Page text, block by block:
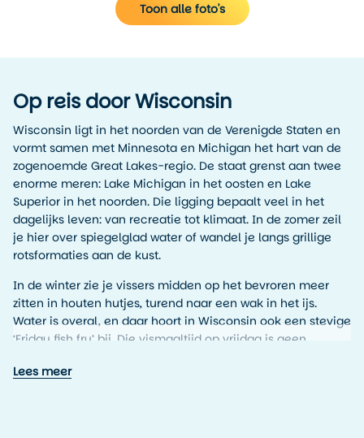
Toon alle foto's
Op reis door Wisconsin
Wisconsin ligt in het noorden van de Verenigde Staten en
vormt samen met Minnesota en Michigan het hart van de
zogenoemde Great Lakes-regio. De staat grenst aan twee
enorme meren: Lake Michigan in het oosten en Lake
Superior in het noorden. Die ligging bepaalt veel in het
dagelijks leven: van recreatie tot klimaat. In de zomer zeil
je hier over spiegelglad water of wandel je langs grillige
rotsformaties aan de kust.
In de winter zie je vissers midden op het bevroren meer
zitten in houten hutjes, turend naar een wak in het ijs.
Water is overal, en daar hoort in Wisconsin ook een stevige
‘Friday fish fry’ bij. Die vismaaltijd op vrijdag is geen
groot dat je in een lokaal café aan een lange tafel schuift,
Lees meer